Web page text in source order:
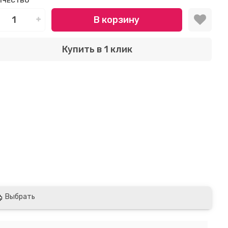
В корзину
Купить в 1 клик
Выбрать